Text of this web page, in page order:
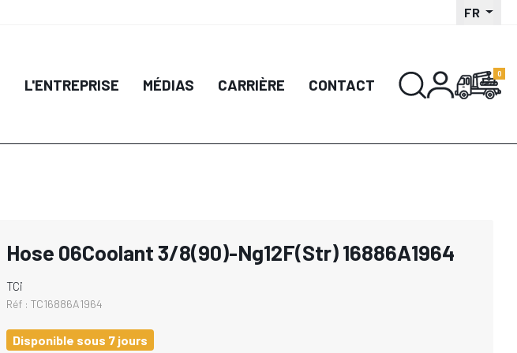
FR
L'ENTREPRISE MÉDIAS CARRIÈRE CONTACT
Hose 06Coolant 3/8(90)-Ng12F(Str) 16886A1964
TCi
Réf : TC16886A1964
Disponible sous 7 jours